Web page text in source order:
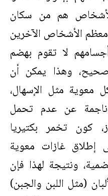
هم من سكان
معظم الأشخاص الآخرين
لا تقوم بهضم
صحيح، وهذا يمكن أن
معوية مثل الإسهال،
عن عدم تحمل
كون تخمر بكتيريا
إطلاق غازات معوية
ونتيجة لهذا فإن
(مثل اللبن والجبن)